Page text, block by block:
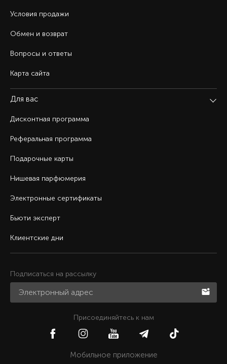
Условия продажи
Обмен и возврат
Вопросы и ответы
Карта сайта
Для вас
Дисконтная программа
Реферальная программа
Подарочные карты
Нишевая парфюмерия
Электронные сертификаты
Бьюти эксперт
Клиентские дни
Подписаться на рассылку
Присоединяйтесь к нам
Мобильное приложение